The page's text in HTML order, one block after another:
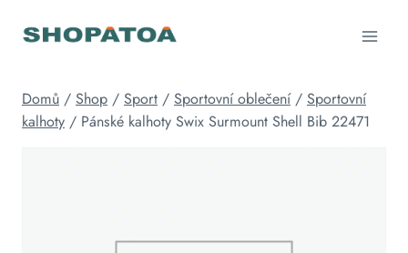
Domů / Shop / Sport / Sportovní oblečení / Sportovní
kalhoty / Pánské kalhoty Swix Surmount Shell Bib 22471